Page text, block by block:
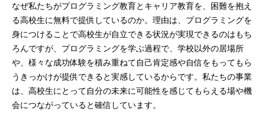
なぜ私たちがプログラミング教育とキャリア教育を、困難を抱え
る高校生に無料で提供しているのか。理由は、プログラミングを
身につけることで高校生が自立できる状況が実現できるのはもち
ろんですが、プログラミングを学ぶ過程で、学校以外の居場所
や、様々な成功体験を積み重ねて自己肯定感や自信をもってもら
うきっかけが提供できると実感しているからです。私たちの事業
は、高校生にとって自分の未来に可能性を感じてもらえる場や機
会につながっていると確信しています。